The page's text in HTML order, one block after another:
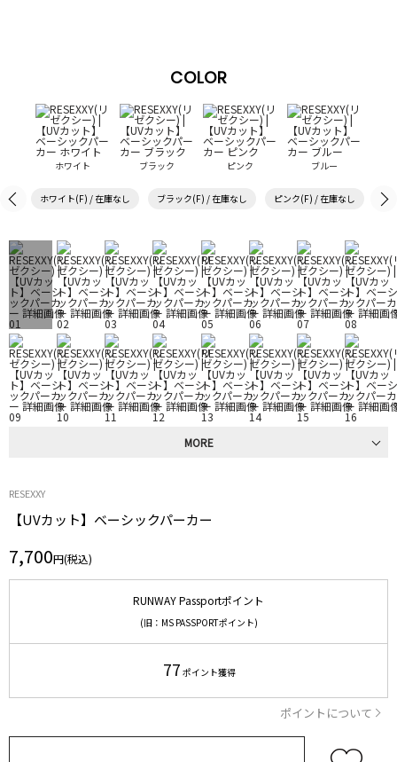
COLOR
ホワイト ブラック ピンク ブルー
ホワイト(F) / 在庫なし ブラック(F) / 在庫なし ピンク(F) / 在庫なし ブ
MORE
RESEXXY
【UVカット】ベーシックパーカー
7,700円(税込)
RUNWAY Passportポイント
(旧：MS PASSPORTポイント)
77 ポイント獲得
ポイントについて